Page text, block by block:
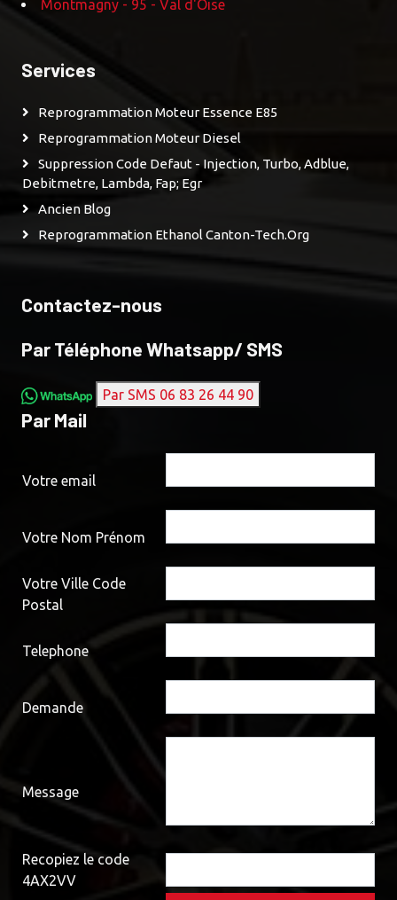
Montmagny - 95 - Val d'Oise
Services
Reprogrammation Moteur Essence E85
Reprogrammation Moteur Diesel
Suppression Code Defaut - Injection, Turbo, Adblue,
Debitmetre, Lambda, Fap; Egr
Ancien Blog
Reprogrammation Ethanol Canton-Tech.org
Contactez-nous
Par Téléphone Whatsapp/ SMS
Par SMS 06 83 26 44 90
Par Mail
Votre email
Votre Nom Prénom
Votre Ville Code
Postal
Telephone
Demande
Message
Recopiez le code
4AX2VV